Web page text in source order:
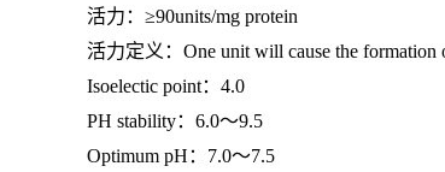
活力：≥90units/mg protein
活力定义： One unit will cause the
Isoelectic point： 4.0
PH stability： 6.0～9.5
Optimum pH： 7.0～7.5